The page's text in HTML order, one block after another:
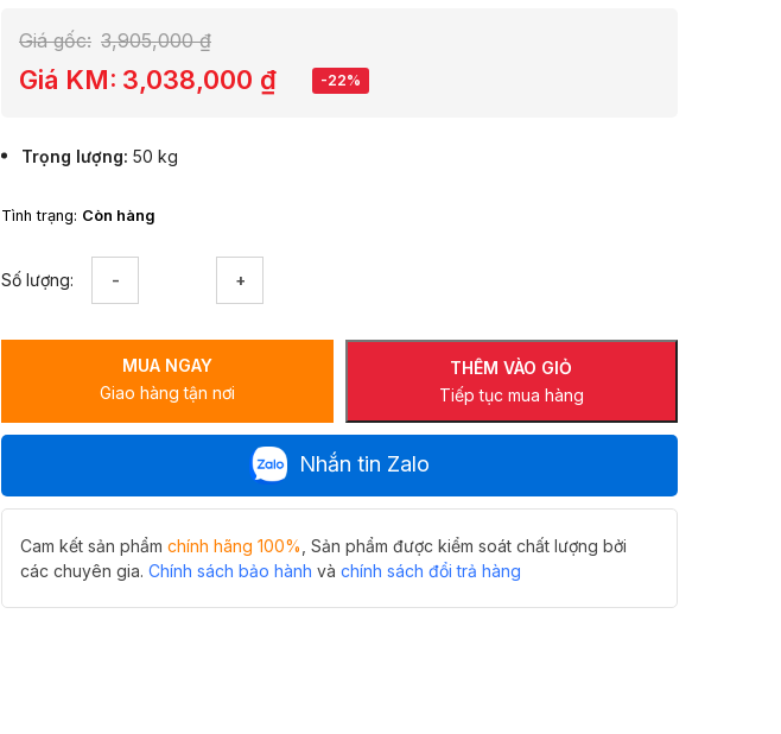
đánh giá
Giá gốc: 3,905,000₫
Giá KM: 3,038,000 ₫ -22%
Trọng lượng 50 kg
Tình trạng: Còn hàng
Số lượng:
gấu
Hiwin
M-
dễ
số
lượng
THÊM VÀO GIỎ
Tiếp tục mua hàng
MUA NGAY
Giao hàng tận nơi
Nhắn tin Zalo
Cam kết sản phẩm chính hãng 100% , Sản phẩm được kiểm soát chất lượng bởi
các chuyên gia. Chính sách bảo hành và chính sách đổi trả hàng